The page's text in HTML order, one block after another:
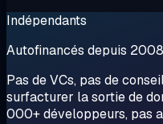
Indépendants
Autofinancés depuis 2008
Pas de VCs, pas de
surfacturer la sortie de
000+ développeurs, pas